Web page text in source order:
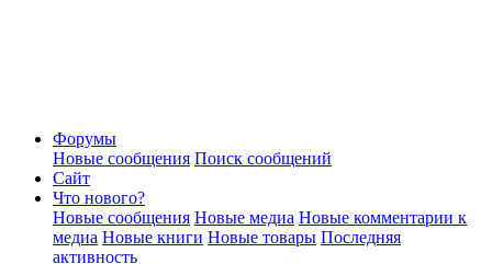
Форумы
Новые сообщения Поиск сообщений
Сайт
Что нового?
Новые сообщения Новые медиа Новые комментарии к
медиа Новые книги Новые товары Последняя
активность